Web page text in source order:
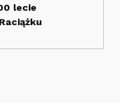
lecie